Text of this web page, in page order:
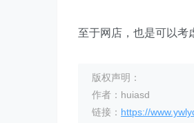
至于网店，也是可以考
版权声明：
作者：huiasd
链接： https://